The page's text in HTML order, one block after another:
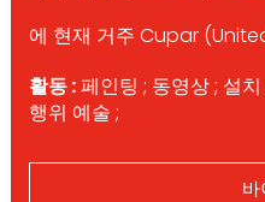
에 현재 거주 Cupar
활동 :페인팅 ; 동영상 ; 설
행위 예술 ;
바